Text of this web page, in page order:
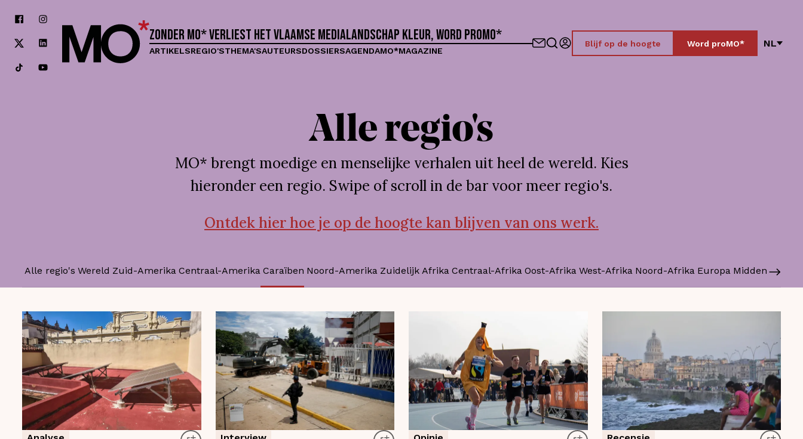
Zonder MO* verliest het Vlaamse medialandschap kleur, word proMO*
ARTIKELSREGIO'STHEMA'SAUTEURSDOSSIERSAGENDAMO*MAGAZINE
Blijf op de hoogte Word proMO* NL
Alle regio's
MO* brengt moedige en menselijke verhalen uit heel de wereld. Kies
hieronder een regio. Swipe of scroll in de bar voor meer regio's.
Ontdek hier hoe je op de hoogte kan blijven van ons werk.
Alle regio's Wereld Zuid-Amerika Centraal-Amerika Caraïben Noord-Amerika Zuidelijk Afrika Centraal-Afrika Oost-Afrika West-Afrika Noord-Afrika Europa Midden-Oosten